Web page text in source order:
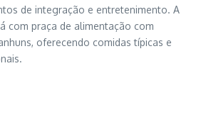
de integração e entretenimento. A
com praça de alimentação com
oferecendo comidas típicas e